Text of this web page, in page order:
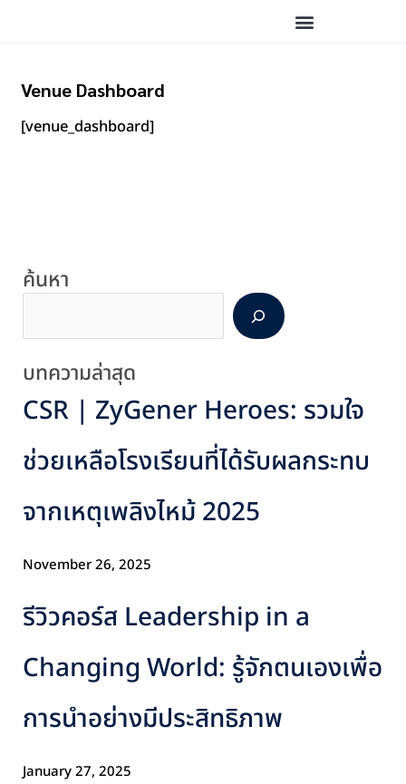
Venue Dashboard
[venue_dashboard]
ค้นหา
e
r
cบทความล่าสุด
CSR | ZyGener Heroes: รวมใจ
ช่วยเหลือโรงเรียนที่ได้รับผลกระทบ
จากเหตุเพลิงไหม้ 2025
November 26, 2025
รีวิวคอร์ส Leadership in a
Changing World: รู้จักตนเองเพื่อ
การนำอย่างมีประสิทธิภาพ
January 27, 2025